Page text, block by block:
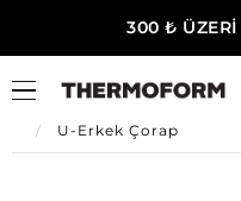
300 ₺ ÜZERİ
Ana Sayfa
U-Erkek Çorap